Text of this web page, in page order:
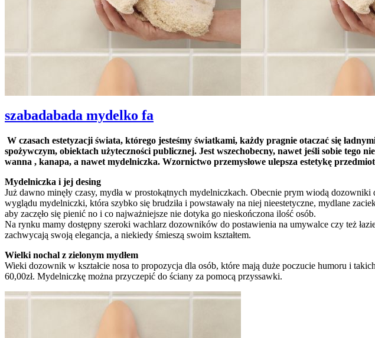
szabadabada mydelko fa
W czasach estetyzacji świata, którego jesteśmy światkami, każdy pragnie otaczać się
spożywczym, obiektach użyteczności publicznej. Jest wszechobecny, nawet jeśli sobie
wanna , kanapa, a nawet mydelniczka. Wzornictwo przemysłowe ulepsza estetykę
Mydelniczka i jej desing
Już dawno minęły czasy, mydła w prostokątnych mydelniczkach. Obecnie prym wiodą
wyglądu mydelniczki, która szybko się brudziła i powstawały na niej nieestetyczne, mydlane
aby zaczęło się pienić no i co najważniejsze nie dotyka go nieskończona ilość osób.
Na rynku mamy dostępny szeroki wachlarz dozowników do postawienia na umywalce czy też
zachwycają swoją elegancja, a niekiedy śmieszą swoim kształtem.
Wielki nochal z zielonym mydłem
Wieki dozownik w kształcie nosa to propozycja dla osób, które mają duże poczucie humoru i
60,00zł. Mydelniczkę można przyczepić do ściany za pomocą przyssawki.